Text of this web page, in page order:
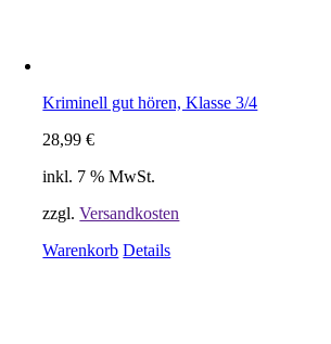
Kriminell gut hören, Klasse 3/4
28,99€
inkl. 7 % MwSt.
zzgl.Versandkosten
Warenkorb Details